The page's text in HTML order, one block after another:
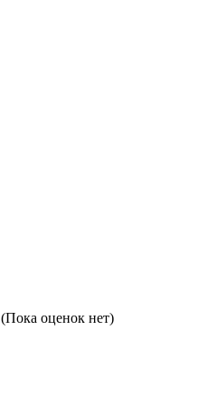
(Пока оценок нет)